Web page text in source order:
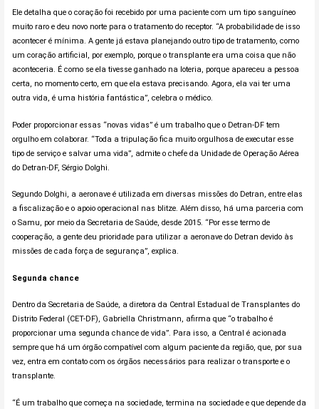
Ele detalha que o coração foi recebido por uma paciente com um tipo sanguíneo
muito raro e deu novo norte para o tratamento do receptor. “A probabilidade de isso
acontecer é mínima. A gente já estava planejando outro tipo de tratamento, como
um coração artificial, por exemplo, porque o transplante era uma coisa que não
aconteceria. É como se ela tivesse ganhado na loteria, porque apareceu a pessoa
certa, no momento certo, em que ela estava precisando. Agora, ela vai ter uma
outra vida, é uma história fantástica”, celebra o médico.
Poder proporcionar essas “novas vidas” é um trabalho que o Detran-DF tem
orgulho em colaborar. “Toda a tripulação fica muito orgulhosa de executar esse
tipo de serviço e salvar uma vida”, admite o chefe da Unidade de Operação Aérea
do Detran-DF, Sérgio Dolghi.
Segundo Dolghi, a aeronave é utilizada em diversas missões do Detran, entre elas
a fiscalização e o apoio operacional nas blitze. Além disso, há uma parceria com
o Samu, por meio da Secretaria de Saúde, desde 2015. “Por esse termo de
cooperação, a gente deu prioridade para utilizar a aeronave do Detran devido às
missões de cada força de segurança”, explica.
Segunda chance
Dentro da Secretaria de Saúde, a diretora da Central Estadual de Transplantes do
Distrito Federal (CET-DF), Gabriella Christmann, afirma que “o trabalho é
proporcionar uma segunda chance de vida”. Para isso, a Central é acionada
sempre que há um órgão compatível com algum paciente da região, que, por sua
vez, entra em contato com os órgãos necessários para realizar o transporte e o
transplante.
“É um trabalho que começa na sociedade, termina na sociedade e que depende da